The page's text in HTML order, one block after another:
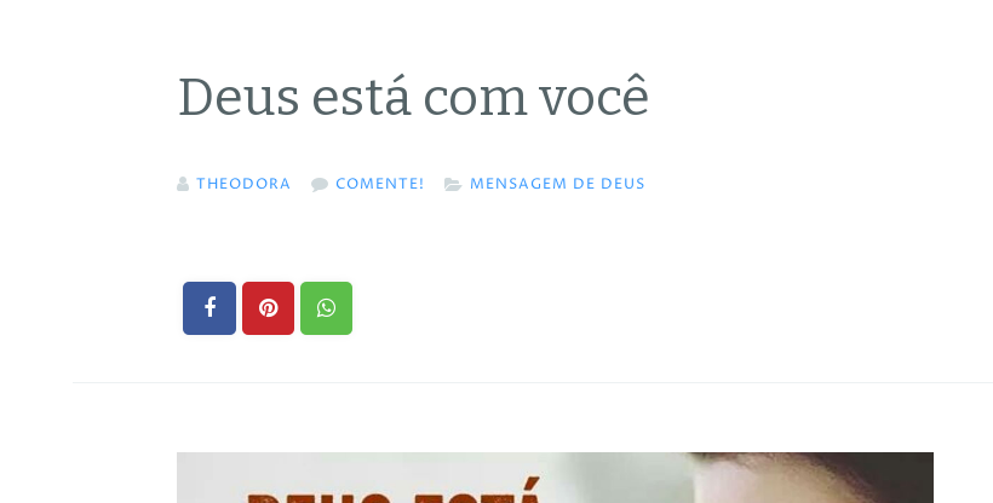
Deus está com você
THEODORA COMENTE! MENSAGEM DE DEUS